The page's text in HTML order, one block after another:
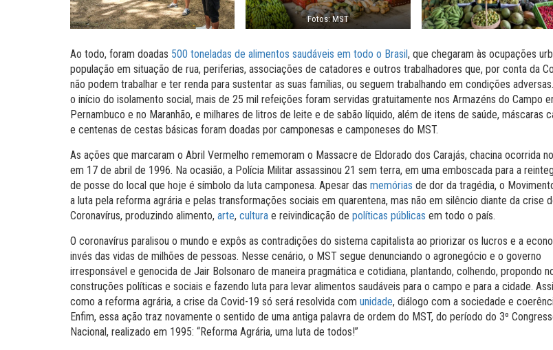
Fotos: MST
Ao todo, foram doadas 500 toneladas de alimentos saudáveis em todo o Brasil , que chegaram às ocupações
população em situação de rua, periferias, associações de catadores e outros trabalhadores que, por conta da
não podem trabalhar e ter renda para sustentar as suas famílias, ou seguem trabalhando em condições
o início do isolamento social, mais de 25 mil refeições foram servidas gratuitamente nos Armazéns do Campo
Pernambuco e no Maranhão, e milhares de litros de leite e de sabão líquido, além de itens de saúde, máscaras
e centenas de cestas básicas foram doadas por camponesas e camponeses do MST.
As ações que marcaram o Abril Vermelho rememoram o Massacre de Eldorado dos Carajás, chacina ocorrida
em 17 de abril de 1996. Na ocasião, a Polícia Militar assassinou 21 sem terra, em uma emboscada para a
de posse do local que hoje é símbolo da luta camponesa. Apesar das memórias de dor da tragédia, o
a luta pela reforma agrária e pelas transformações sociais em quarentena, mas não em silêncio diante da crise
Coronavírus, produzindo alimento, arte, cultura e reivindicação de políticas públicas em todo o país.
O coronavírus paralisou o mundo e expôs as contradições do sistema capitalista ao priorizar os lucros e a
invés das vidas de milhões de pessoas. Nesse cenário, o MST segue denunciando o agronegócio e o governo
irresponsável e genocida de Jair Bolsonaro de maneira pragmática e cotidiana, plantando, colhendo, propondo
construções políticas e sociais e fazendo luta para levar alimentos saudáveis para o campo e para a cidade.
como a reforma agrária, a crise da Covid-19 só será resolvida com unidade, diálogo com a sociedade e
Enfim, essa ação traz novamente o sentido de uma antiga palavra de ordem do MST, do período do 3º
Nacional, realizado em 1995: “Reforma Agrária, uma luta de todos!”